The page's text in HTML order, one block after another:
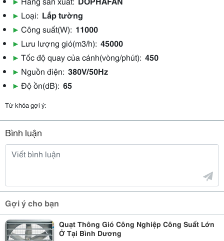
▶ Loại: Lắp tường
▶ Công suất(W): 11000
▶ Lưu lượng gió(m3/h): 45000
▶ Tốc độ quay của cánh(vòng/phút): 450
▶ Nguồn điện: 380V/50Hz
▶ Độ ồn(dB): 65
Từ khóa gợi ý:
Bình luận
Gợi ý cho bạn
Quạt Thông Gió Công Nghiệp Công Suất Lớn
Ở Tại Bình Dương